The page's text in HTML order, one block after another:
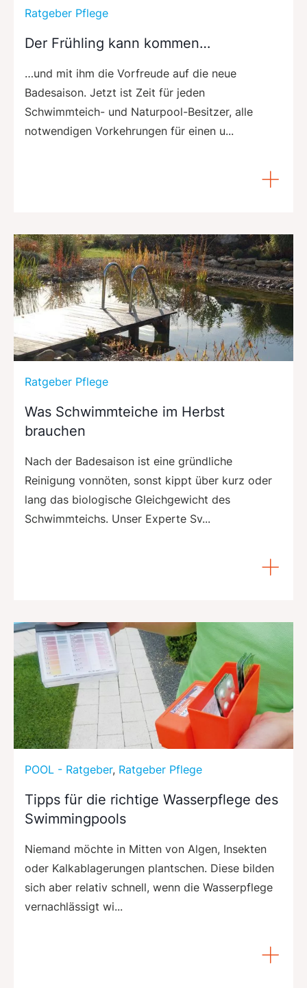
Ratgeber Pflege
Der Frühling kann kommen…
…und mit ihm die Vorfreude auf die neue
Badesaison. Jetzt ist Zeit für jeden
Schwimmteich- und Naturpool-Besitzer, alle
notwendigen Vorkehrungen für einen u...
Ratgeber Pflege
Was Schwimmteiche im Herbst
brauchen
Nach der Badesaison ist eine gründliche
Reinigung vonnöten, sonst kippt über kurz oder
lang das biologische Gleichgewicht des
Schwimmteichs. Unser Experte Sv...
POOL - Ratgeber, Ratgeber Pflege
Tipps für die richtige Wasserpflege des
Swimmingpools
Niemand möchte in Mitten von Algen, Insekten
oder Kalkablagerungen plantschen. Diese bilden
sich aber relativ schnell, wenn die Wasserpflege
vernachlässigt wi...